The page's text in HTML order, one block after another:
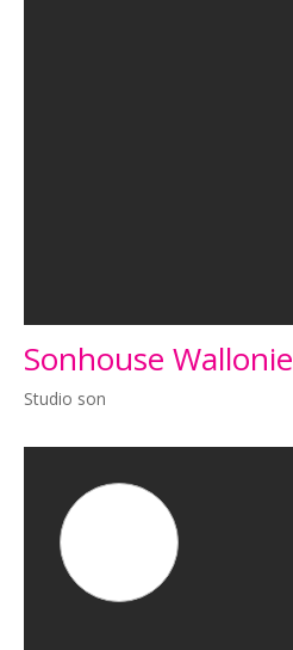
Sonhouse Wallonie
Studio son